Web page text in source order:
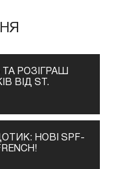
РОЗІГРАШ
ВІД ST.
НОВІ SPF-